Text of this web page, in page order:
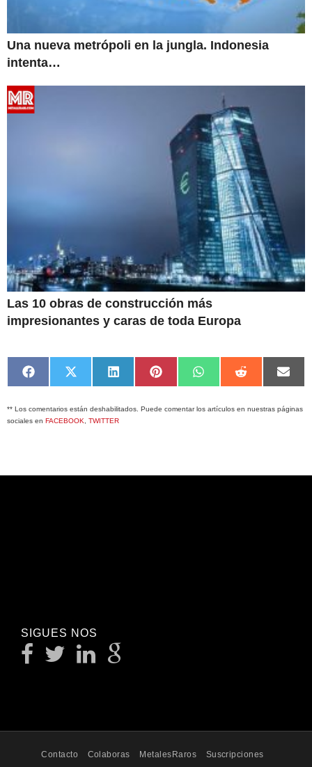
Una nueva metrópoli en la jungla. Indonesia
intenta…
Las 10 obras de construcción más
impresionantes y caras de toda Europa
Compartir
en
Facebook
Compartir
en
X
(Twitter)
Compartir
en
LinkedIn
Compartir
en
Pinterest
Compartir
en
WhatsApp
Compartir
en
Reddit
en
** Los comentarios están deshabilitados. Puede comentar los artículos en nuestras páginas
sociales en FACEBOOK TWITTER
SIGUES NOS
Contacto Colaboras MetalesRaros Suscripciones